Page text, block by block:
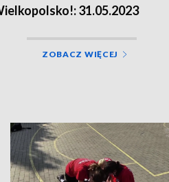
31.05.2023
ZOBACZ WIĘCEJ